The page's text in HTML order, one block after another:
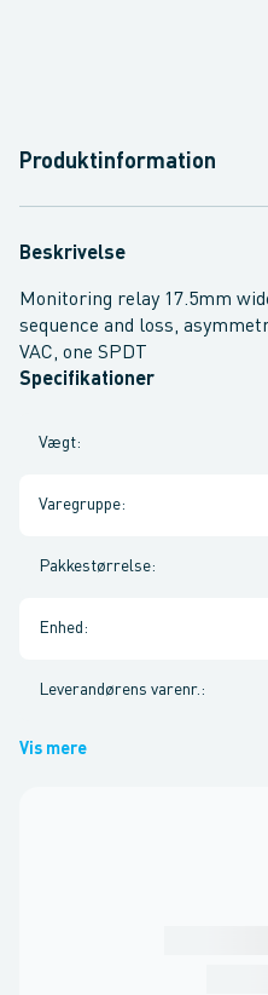
Produktinformation
Beskrivelse
Monitoring relay 17.5mm
sequence and loss,
VAC, one SPDT
Specifikationer
Vægt:
Varegruppe:
Pakkestørrelse:
Enhed :
Leverandørens varenr. :
Vis mere